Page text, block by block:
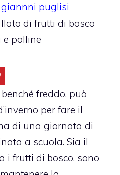
giannni puglisi
di frutti di bosco
e polline
freddo, può
per fare il
di una giornata di
a scuola. Sia il
i frutti di bosco, sono